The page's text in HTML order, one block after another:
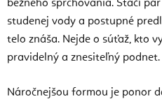
bežného sprchovania. Stačí
studenej vody a postupné
telo znáša. Nejde o súťaž, kto
pravidelný a znesiteľný podnet.
Náročnejšou formou je ponor